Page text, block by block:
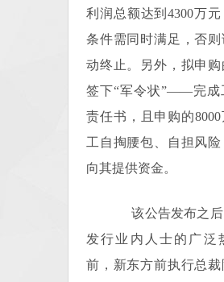
利润总额达到4300万
条件需同时满足，否则
动终止。另外，拟申
签下“军令状”——完成
责任书，且申购的
工自掏腰包、自担风
向其提供资金。
该公告发布之后
发行业内人士的广泛
前，新东方前执行总裁